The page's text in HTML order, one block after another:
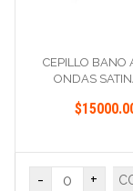
CEPILLO BANO
ONDAS
- +